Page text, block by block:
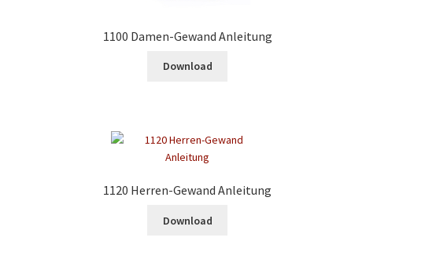
1100 Damen-Gewand Anleitung
Download
1120 Herren-Gewand Anleitung
Download